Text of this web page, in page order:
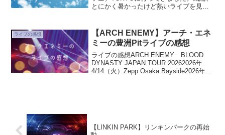
とにかく暑かったけど熱いライブを見る
と・持っていくと便利なもの」などを含
め執筆して...
ライブの感想
【ARCH ENEMY】アーチ・エネ
ミーの豊洲Pitライブの感想
ライブの感想ARCH ENEMY BLOOD
DYNASTY JAPAN TOUR 20262026年
4/14（火）Zepp Osaka Bayside2026年
【LINKIN PARK】リンキンパークの再始